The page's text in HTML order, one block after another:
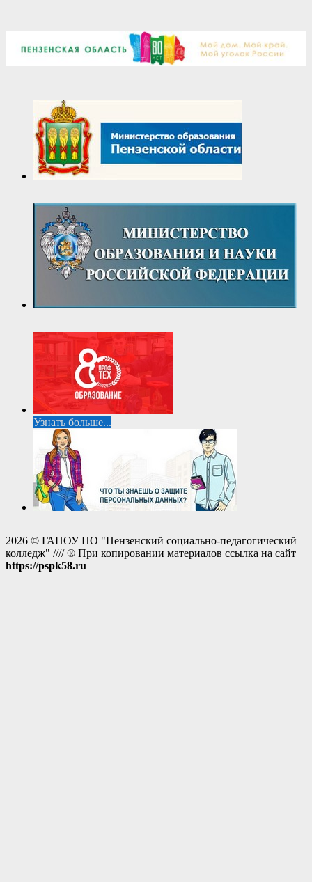
Узнать больше...
2026 © ГАПОУ ПО "Пензенский социально-педагогический
колледж" //// ® При копировании материалов ссылка на сайт
https://pspk58.ru